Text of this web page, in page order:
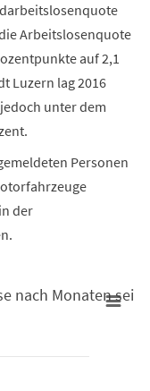
Arbeitslosenquote
auf 2,1
Luzern lag 2016
unter dem
Personen
der
2006
nach Monaten seit